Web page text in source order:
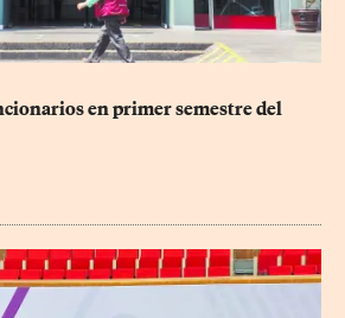
en primer semestre del